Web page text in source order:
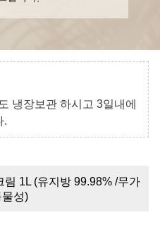
냉장보관 하시고 3일내에
.
림 1L (유지방 99.98% /무가
물성)